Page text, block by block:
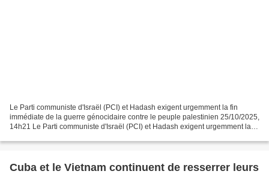
Le Parti communiste d'Israël (PCI) et Hadash exigent urgemment la fin
immédiate de la guerre génocidaire contre le peuple palestinien 25/10/2025,
14h21 Le Parti communiste d'Israël (PCI) et Hadash exigent urgemment la
Cuba et le Vietnam continuent de resserrer leurs